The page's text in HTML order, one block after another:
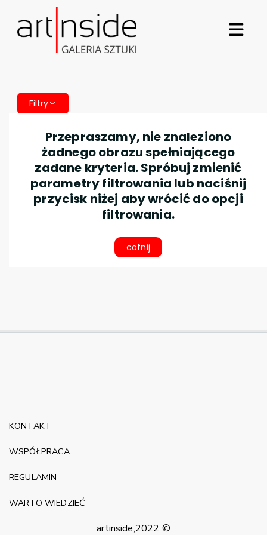
Filtry
Przepraszamy, nie znaleziono
żadnego obrazu spełniającego
zadane kryteria. Spróbuj zmienić
parametry filtrowania lub naciśnij
przycisk niżej aby wrócić do opcji
filtrowania.
cofnij
artinside,2022 ©
KONTAKT
WSPÓŁPRACA
REGULAMIN
WARTO WIEDZIEĆ